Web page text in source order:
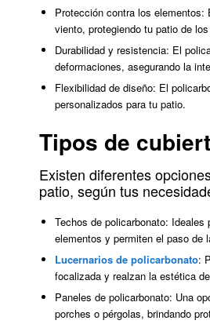
Protección contra los
viento, protegiendo tu patio de
Durabilidad y resistencia: El
deformaciones, asegurando la
Flexibilidad de diseño: El
personalizados para tu patio.
Tipos de
Existen diferentes
patio, según tus
Techos de policarbonato:
elementos y permiten el paso de
Lucernarios de policarbonato:
focalizada y realzan la estética
Paneles de policarbonato: Una
porches o pérgolas, brindando